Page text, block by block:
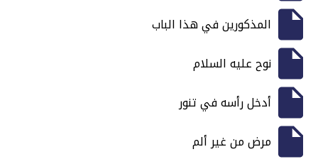
المذكورين في هذا الباب
نوح عليه السلام
أدخل رأسه في تنور
مرض من غير ألم